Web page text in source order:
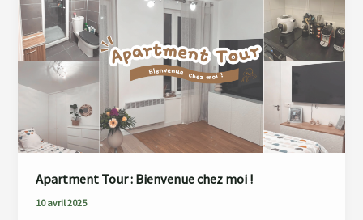
Apartment Tour : Bienvenue chez moi !
10 avril 2025
:
Bienvenue
chez
moi
!